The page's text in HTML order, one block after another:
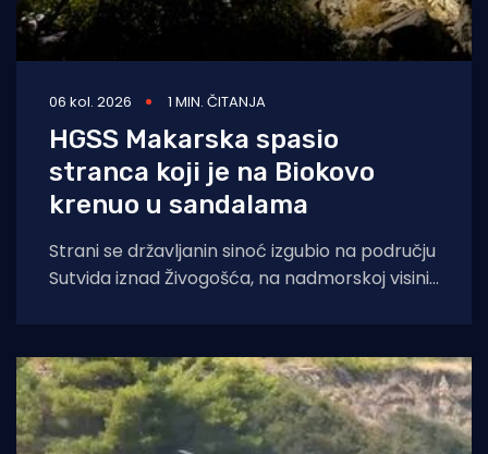
06 kol. 2026 1 MIN. ČITANJA
HGSS Makarska spasio
stranca koji je na Biokovo
krenuo u sandalama
Strani se državljanin sinoć izgubio na području
Sutvida iznad Živogošća, na nadmorskoj visini